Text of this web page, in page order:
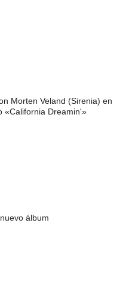
Morten Veland (Sirenia) en
«California Dreamin'»
álbum